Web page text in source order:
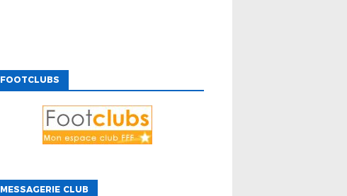
FOOTCLUBS
MESSAGERIE CLUB